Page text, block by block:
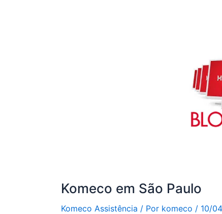
Komeco em São Paulo
Komeco Assistência / Por komeco / 10/